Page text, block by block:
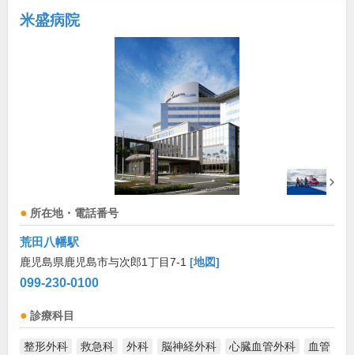
米盛病院
所在地・電話番号
荒田八幡駅
鹿児島県鹿児島市与次郎1丁目7-1 [地図]
099-230-0100
診療科目
整形外科 救急科 外科 脳神経外科 心臓血管外科 血管